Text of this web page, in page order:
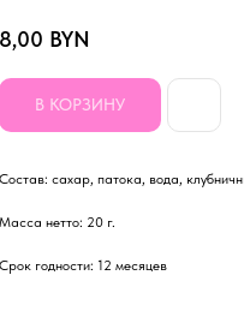
8,00 BYN
В КОРЗИНУ
Состав: сахар, патока, вода,
Масса нетто: 20 г.
Срок годности: 12 месяцев